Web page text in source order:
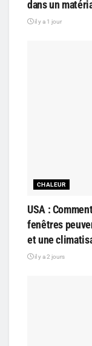
dans un
il y a 1 jour
CHALEUR
USA :
fenêtres
et une
il y a 2 jours